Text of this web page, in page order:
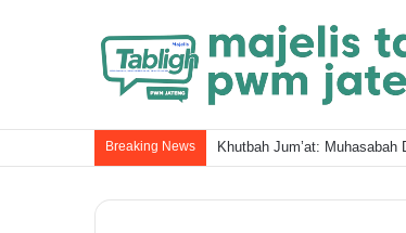
Breaking News Khutbah Jum’at: